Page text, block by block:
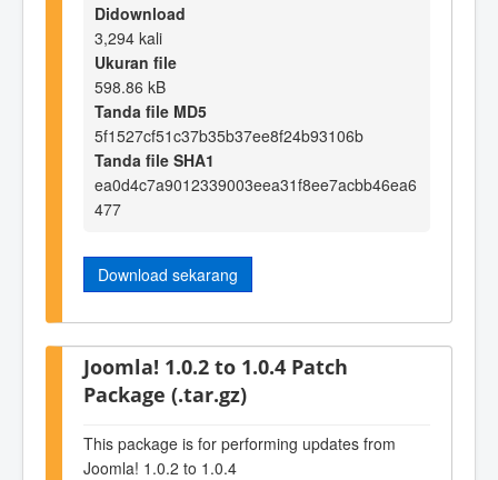
Didownload
3,294 kali
Ukuran file
598.86 kB
Tanda file MD5
5f1527cf51c37b35b37ee8f24b93106b
Tanda file SHA1
ea0d4c7a9012339003eea31f8ee7acbb46ea6
477
Download sekarang
Joomla! 1.0.2 to 1.0.4 Patch
Package (.tar.gz)
This package is for performing updates from
Joomla! 1.0.2 to 1.0.4